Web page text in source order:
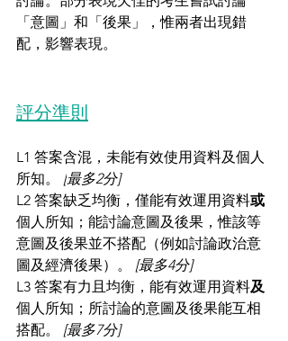
「意圖」和「後果」，惟兩者出現錯
配，影響表現。
評分準則
L1 答案含混，未能有效使用資料及個人
所知。 [最多2分]
L2 答案缺乏均衡，僅能有效運用資料或
個人所知；能討論意圖及後果，惟該等
意圖及後果並不搭配（例如討論政治意
圖及經濟後果）。 [最多4分]
L3 答案有力且均衡，能有效運用資料及
個人所知；所討論的意圖及後果能互相
搭配。 [最多7分]